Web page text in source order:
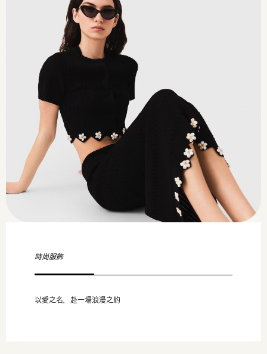
時尚服飾
以愛之名，赴一場浪漫之約